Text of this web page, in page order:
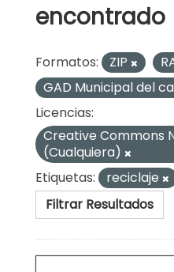
encontrado
Formatos: ZIP
GAD Municipal del
Licencias:
Creative Commons
(Cualquiera)
Etiquetas:
reciclaje
Filtrar Resultados